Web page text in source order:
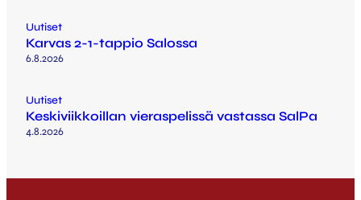
Uutiset
Karvas 2-1-tappio Salossa
6.8.2026
Uutiset
Keskiviikkoillan vieraspelissä vastassa SalPa
4.8.2026